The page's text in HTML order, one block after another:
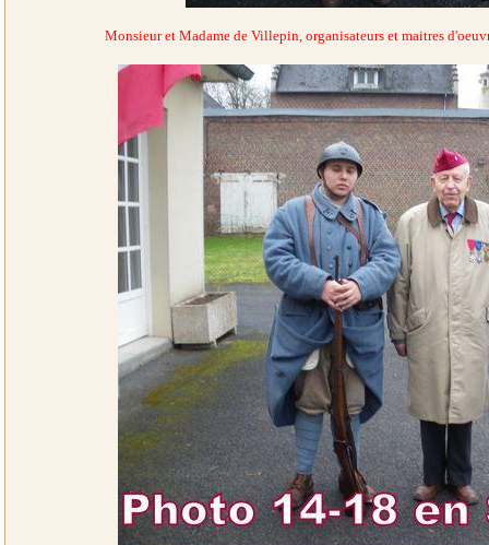
Monsieur et Madame de Villepin, organisateurs et maitres